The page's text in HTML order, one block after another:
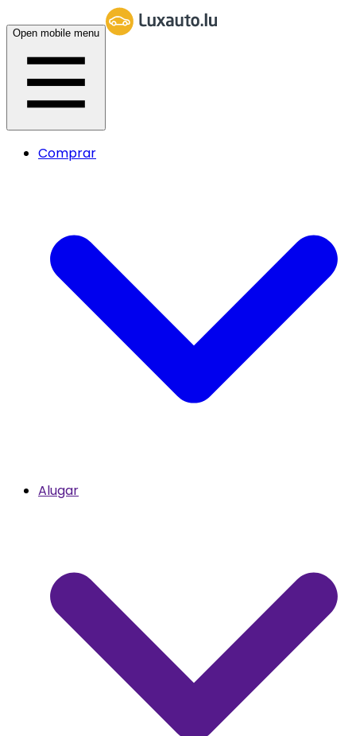
Open mobile menu
Comprar
Alugar